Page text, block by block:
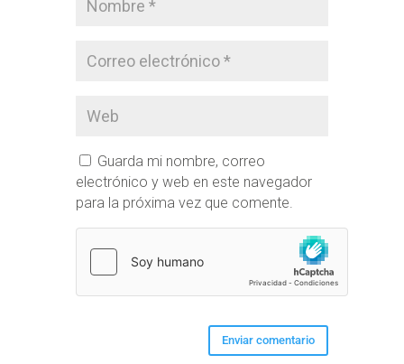
Guarda mi nombre, correo
electrónico y web en este navegador
para la próxima vez que comente.